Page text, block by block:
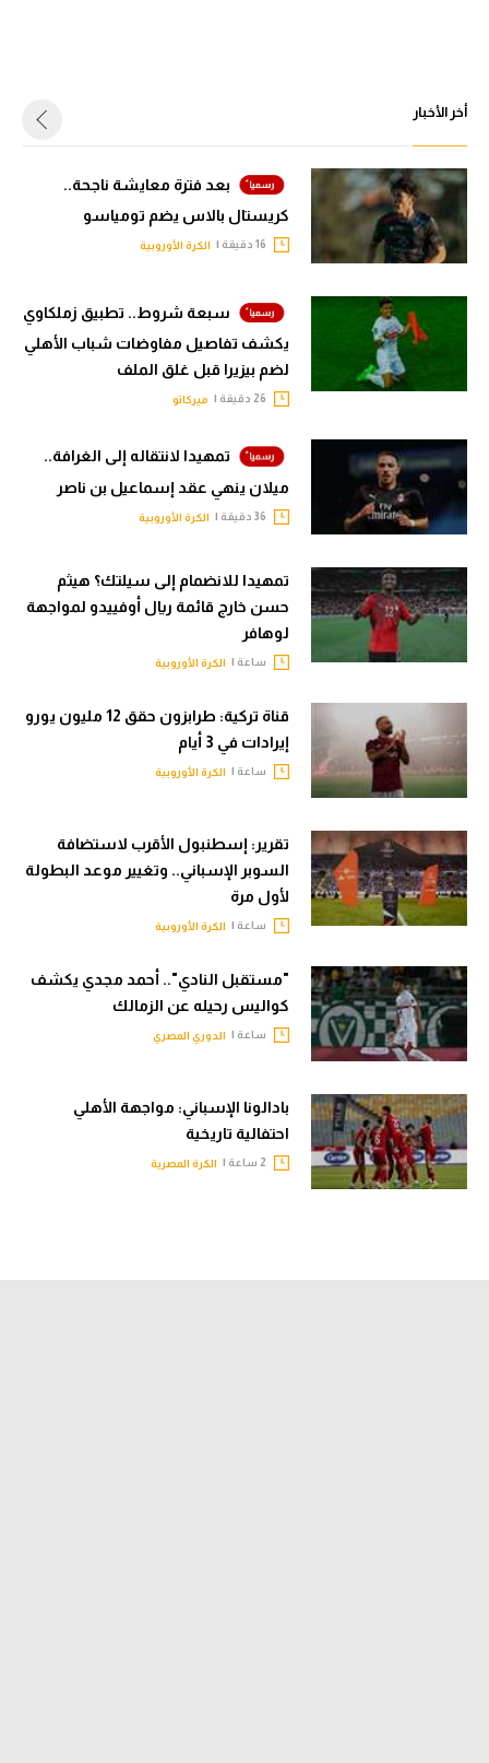
أخر الأخبار
بعد فترة معايشة ناجحة..
كريستال بالاس يضم تومياسو
الكرة الأوروبية
سبعة شروط.. تطبيق زملكاوي
يكشف تفاصيل مفاوضات شباب الأهلي
لضم بيزيرا قبل غلق الملف
ميركاتو
تمهيدا لانتقاله إلى الغرافة..
ميلان ينهي عقد إسماعيل بن ناصر
الكرة الأوروبية
تمهيدا للانضمام إلى سيلتك؟ هيثم
حسن خارج قائمة ريال أوفييدو لمواجهة
لوهافر
ساعة | الكرة الأوروبية
قناة تركية: طرابزون حقق 12 مليون يورو
إيرادات في 3 أيام
ساعة | الكرة الأوروبية
تقرير: إسطنبول الأقرب لاستضافة
السوبر الإسباني.. وتغيير موعد البطولة
لأول مرة
ساعة | الكرة الأوروبية
"مستقبل النادي".. أحمد مجدي يكشف
كواليس رحيله عن الزمالك
ساعة | الدوري المصري
بادالونا الإسباني: مواجهة الأهلي
احتفالية تاريخية
الكرة المصرية